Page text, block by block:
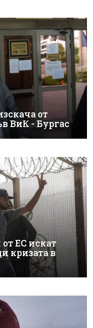
от
ВиК - Бургас
ЕС искат
кризата в